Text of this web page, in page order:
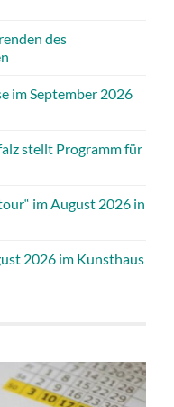
des
im September 2026
stellt Programm für
im August 2026 in
2026 im Kunsthaus